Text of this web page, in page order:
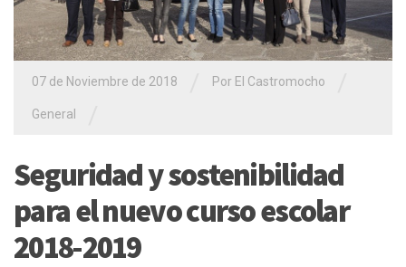
07 de Noviembre de 2018 Por El Castromocho
General
Seguridad y sostenibilidad
para el nuevo curso escolar
2018-2019